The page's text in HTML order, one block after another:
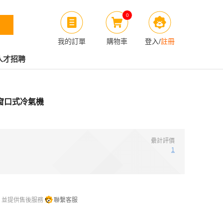
我的訂單
0
購物車 登入/註冊
才招聘
口式冷氣機
纍計評價
1
提供售後服務 聯繫客服